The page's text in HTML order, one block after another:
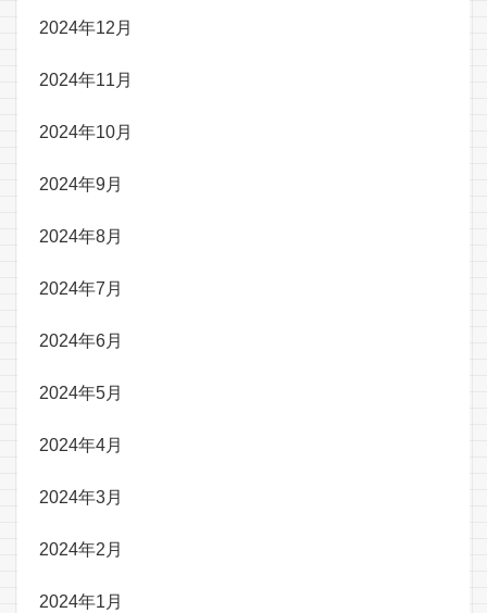
2024年12月
2024年11月
2024年10月
2024年9月
2024年8月
2024年7月
2024年6月
2024年5月
2024年4月
2024年3月
2024年2月
2024年1月